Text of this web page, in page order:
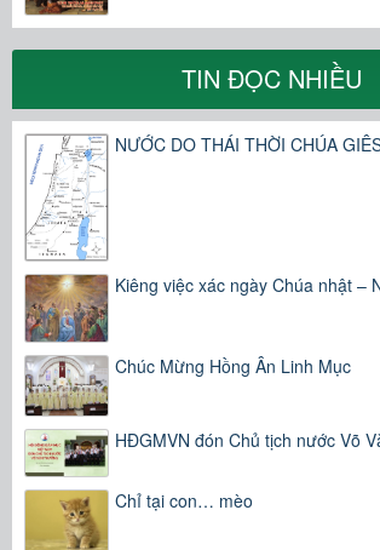
TIN ĐỌC NHIỀU
NƯỚC DO THÁI THỜI CHÚA
Kiêng việc xác ngày Chúa nhật –
Chúc Mừng Hồng Ân Linh Mục
HĐGMVN đón Chủ tịch nước Võ
Chỉ tại con… mèo